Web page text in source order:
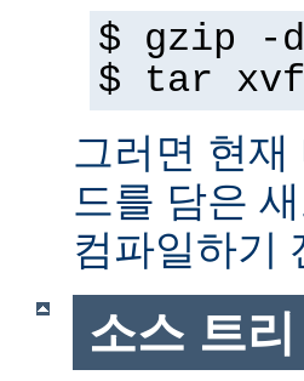
$ gzip -
$ tar xvf
그러면 현
드를 담은
컴파일하기
소스 트